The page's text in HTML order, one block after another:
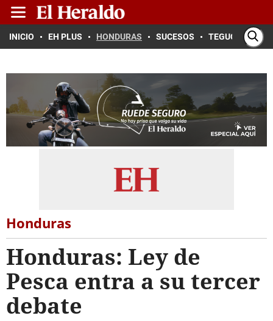
INICIO EH PLUS HONDURAS SUCESOS TEGUCIGALPA
Honduras
Honduras: Ley de
Pesca entra a su tercer
debate